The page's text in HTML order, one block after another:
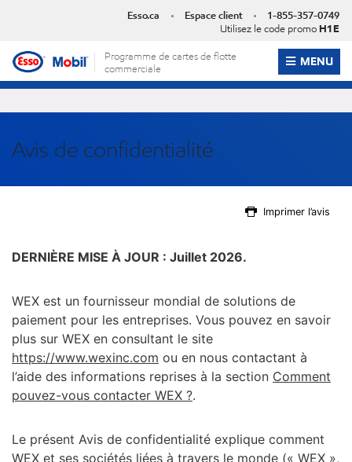
Esso.ca Espace client 1-855-357-0749
Utilisez le code promo H1E
Programme de cartes de flotte
commerciale
OPEN
MENU
Avis de confidentialité
Imprimer l’avis
DERNIÈRE MISE À JOUR : Juillet 2026.
WEX est un fournisseur mondial de solutions de
paiement pour les entreprises. Vous pouvez en savoir
plus sur WEX en consultant le site
https://www.wexinc.com ou en nous contactant à
l’aide des informations reprises à la section Comment
pouvez-vous contacter WEX ?.
Le présent Avis de confidentialité explique comment
WEX et ses sociétés liées à travers le monde (« WEX »,